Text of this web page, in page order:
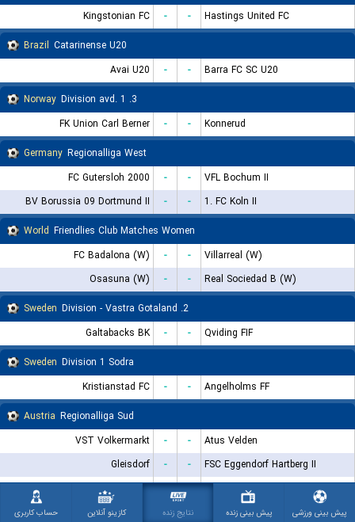
Kingstonian FC
- -
Hastings United FC
Brazil Catarinense U20
Avai U20
- -
Barra FC SC U20
Norway
3. Division avd. 1
FK Union Carl Berner
- -
Konnerud
Germany Regionalliga West
FC Gutersloh 2000
- -
VFL Bochum II
BV Borussia 09 Dortmund II
- -
1. FC Koln II
World Friendlies Club Matches Women
FC Badalona (W)
- -
Villarreal (W)
Osasuna (W)
- -
Real Sociedad B (W)
Sweden
2. Division - Vastra Gotaland
Galtabacks BK
- -
Qviding FIF
Sweden Division 1 Sodra
Kristianstad FC
- -
Angelholms FF
Austria Regionalliga Sud
VST Volkermarkt
- -
Atus Velden
Gleisdorf
- -
FSC Eggendorf Hartberg II
SU Tillmitsch
- -
SC Kalsdorf
Deutschlandsberger SC
- - SV Allerheiligen پیش بینی ورزشی پیش بینی زنده نتایج زنده کازینو آنلاین حساب کاربری